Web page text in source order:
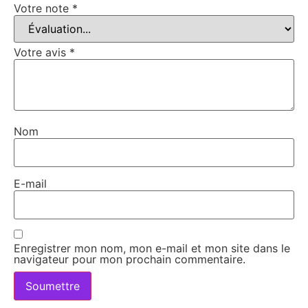
Votre note *
Votre avis *
Nom
E-mail
Enregistrer mon nom, mon e-mail et mon site dans le
navigateur pour mon prochain commentaire.